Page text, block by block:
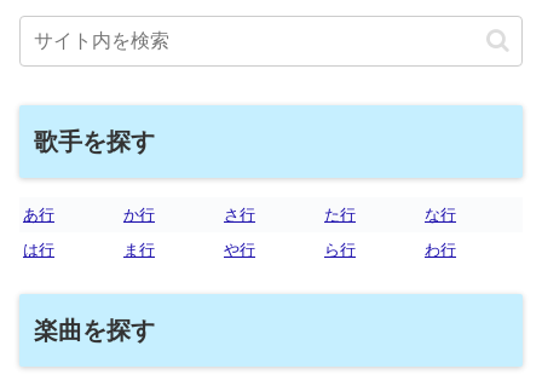
歌手を探す
あ行 か行 さ行 た行
な行
は行
ま行 や行 ら行 わ行
楽曲を探す